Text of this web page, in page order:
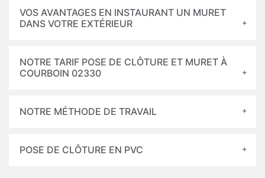
VOS AVANTAGES EN INSTAURANT UN MURET
DANS VOTRE EXTÉRIEUR
NOTRE TARIF POSE DE CLÔTURE ET MURET À
COURBOIN 02330
NOTRE MÉTHODE DE TRAVAIL
POSE DE CLÔTURE EN PVC